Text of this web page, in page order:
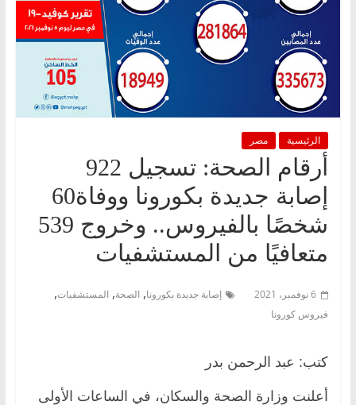
الرئيسية مصر
أرقام الصحة: تسجيل 922
إصابة جديدة بكورونا ووفاة60
شخصًا بالفيروس.. وخروج 539
متعافيًا من المستشفيات
6 نوفمبر، 2021 إصابة جديدة بكورونا, الصحة, المستشفيات,
فيروس كورونا
كتب: عبد الرحمن بدر
أعلنت وزارة الصحة والسكان، في الساعات الأولى